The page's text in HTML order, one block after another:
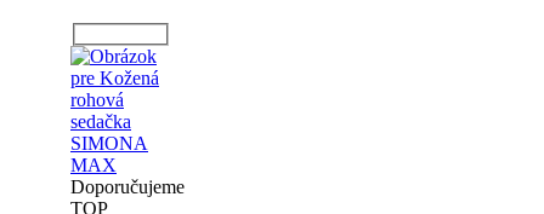
Doručenie
do: 10 až 12
týždňov
Rozmer:
200/375/185
Varianta:
rozkladacie
Materiál